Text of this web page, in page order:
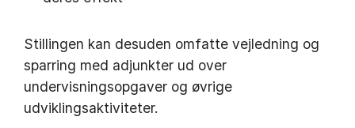
Stillingen kan desuden omfatte vejledning og
sparring med adjunkter ud over
undervisningsopgaver og øvrige
udviklingsaktiviteter.